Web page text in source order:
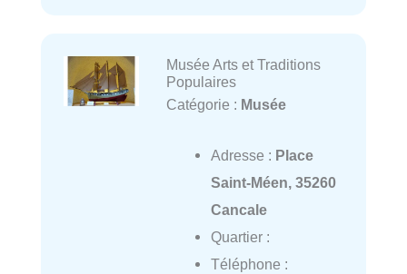
Musée Arts et Traditions
Populaires
Catégorie : Musée
Adresse : Place
Saint-Méen, 35260
Cancale
Quartier :
Téléphone :